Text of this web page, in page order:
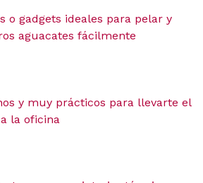
o gadgets ideales para pelar y
aguacates fácilmente
y muy prácticos para llevarte el
la oficina